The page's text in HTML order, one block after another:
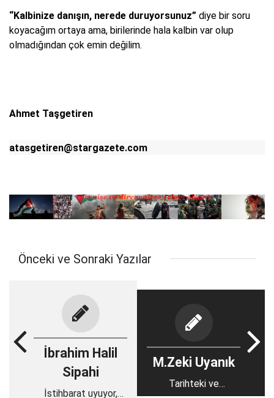
“Kalbinize danışın, nerede duruyorsunuz” diye bir soru
koyacağım ortaya ama, birilerinde hala kalbin var olup
olmadığından çok emin değilim.
Ahmet Taşgetiren
atasgetiren@stargazete.com
Önceki ve Sonraki Yazılar
İbrahim Halil
Sipahi
İstihbarat uyuyor,
M.Zeki Uyanık
Tarihteki ve